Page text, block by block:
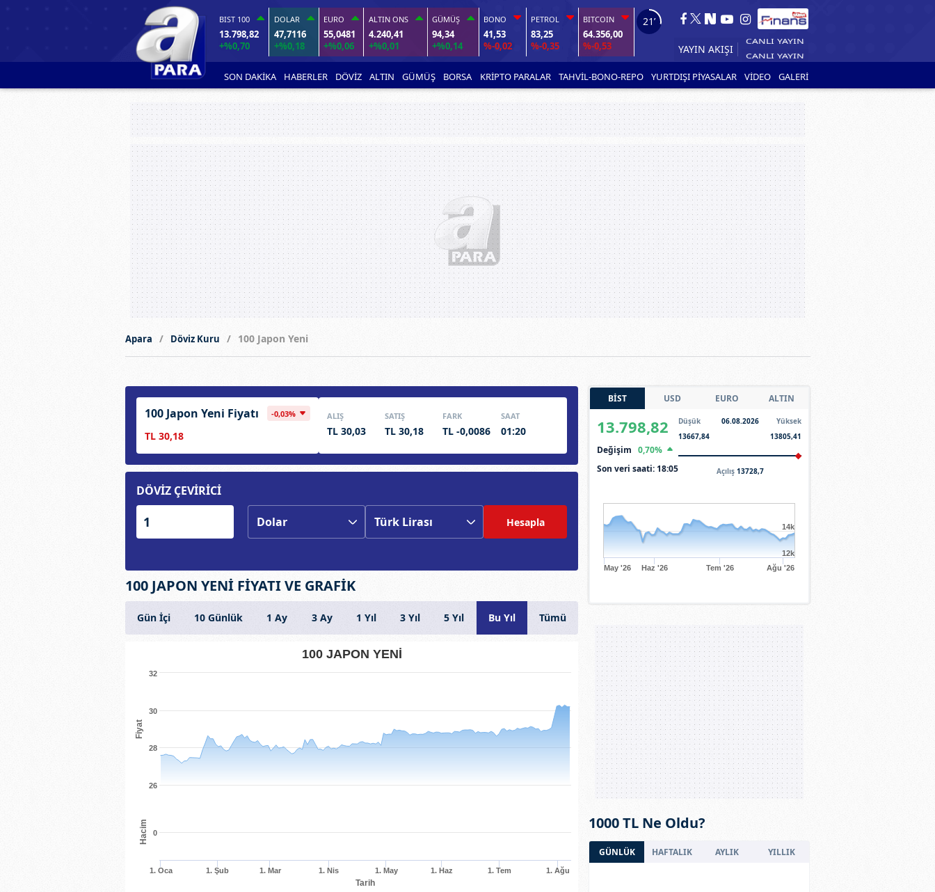
BIST 100
13.798,82
+%0,70
DOLAR
47,7116
+%0,18
EURO
55,0481
+%0,06
ALTIN ONS
4.240,41
+%0,01
GÜMÜŞ
94,34
+%0,14
BONO
41,53
%-0,02
PETROL
83,25
%-0,35
BITCOIN
64.356,00
%-0,53
20’
YAYIN AKIŞI
SON DAKİKA HABERLER DÖVİZ ALTIN GÜMÜŞ BORSA KRİPTO PARALAR TAHVİL-BONO-REPO YURTDIŞI PİYASALAR VİDEO GALERİ
Apara Döviz Kuru 100 Japon Yeni
100 Japon Yeni Fiyatı -0,03%
TL 30,18
ALIŞ
TL 30,03
SATIŞ
TL 30,18
FARK
TL -0,0086
SAAT
01:20
DÖVİZ ÇEVİRİCİ
Hesapla
100 JAPON YENİ FİYATI VE GRAFİK
Gün İçi 10 Günlük 1 Ay 3 Ay 1 Yıl 3 Yıl 5 Yıl Bu Yıl Tümü
Tarih
Fiyat
Hacim
100 JAPON YENİ
1. Oca 1. Şub 1. Mar 1. Nis 1. May 1. Haz 1. Tem 1. Ağu
28
30
26
32
0
BİST USD EURO ALTIN
13.798,82
Değişim 0,70%
Son veri saati: 18:05
Düşük
13667,84
06.08.2026
Yüksek
13805,41
Açılış 13728,7
May '26 Haz '26 Tem '26 Ağu '26
12k
14k
1000 TL Ne Oldu?
GÜNLÜK HAFTALIK AYLIK YILLIK